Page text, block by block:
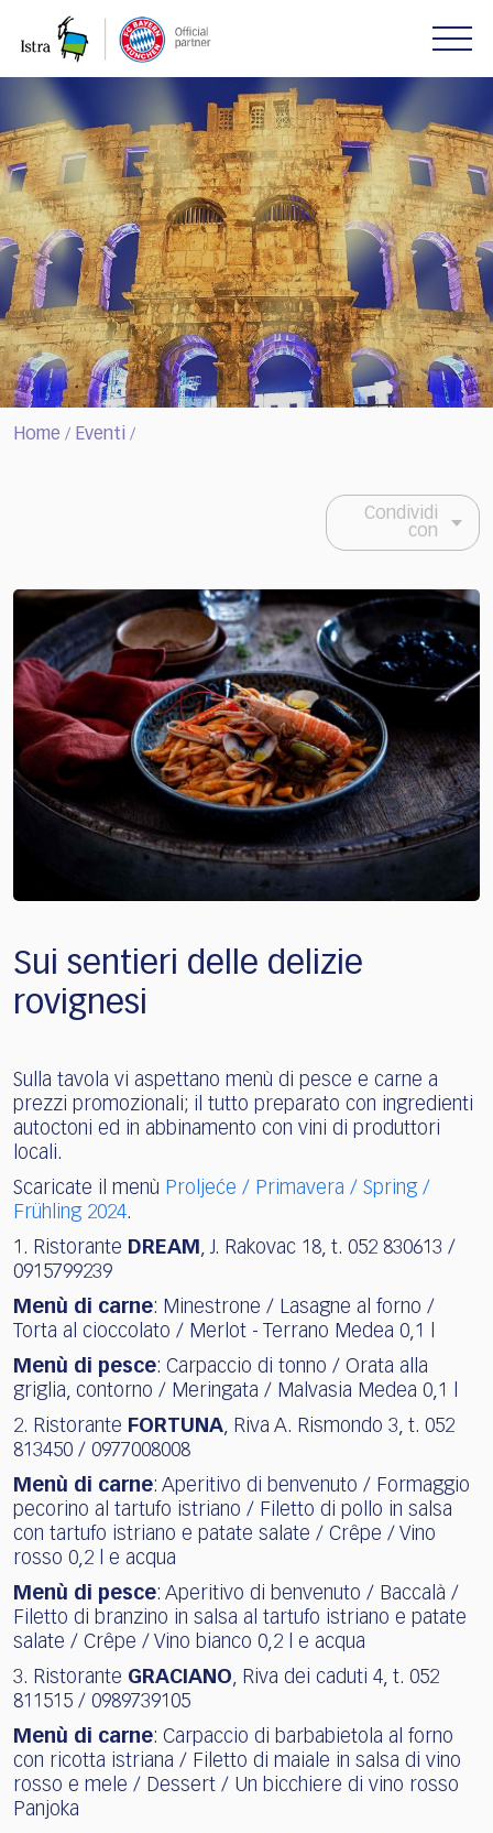
note:
website
includes
an
accessibility
system.
Home / Eventi /
Condividi
con
Sui sentieri delle delizie
rovignesi
Sulla tavola vi aspettano menù di pesce e carne a
prezzi promozionali; il tutto preparato con ingredienti
autoctoni ed in abbinamento con vini di produttori
locali.
Scaricate il menù Proljeće / Primavera / Spring /
Frühling 2024.
1. Ristorante DREAM , J. Rakovac 18, t. 052 830613 /
0915799239
Menù di carne: Minestrone / Lasagne al forno /
Torta al cioccolato / Merlot - Terrano Medea 0,1 l
Menù di pesce: Carpaccio di tonno / Orata alla
griglia, contorno / Meringata / Malvasia Medea 0,1 l
2. Ristorante FORTUNA, Riva A. Rismondo 3, t. 052
813450 / 0977008008
Menù di carne: Aperitivo di benvenuto / Formaggio
pecorino al tartufo istriano / Filetto di pollo in salsa
con tartufo istriano e patate salate / Crêpe / Vino
rosso 0,2 l e acqua
Menù di pesce: Aperitivo di benvenuto / Baccalà /
Filetto di branzino in salsa al tartufo istriano e patate
salate / Crêpe / Vino bianco 0,2 l e acqua
3. Ristorante GRACIANO, Riva dei caduti 4, t. 052
811515 / 0989739105
Menù di carne: Carpaccio di barbabietola al forno
con ricotta istriana / Filetto di maiale in salsa di vino
rosso e mele / Dessert / Un bicchiere di vino rosso
Panjoka